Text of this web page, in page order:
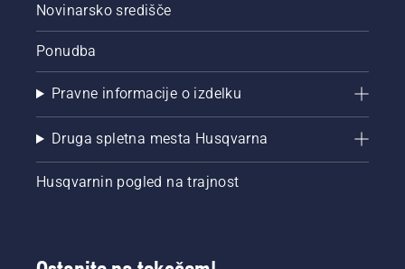
Novinarsko središče
Ponudba
Pravne informacije o izdelku
Druga spletna mesta Husqvarna
Husqvarnin pogled na trajnost